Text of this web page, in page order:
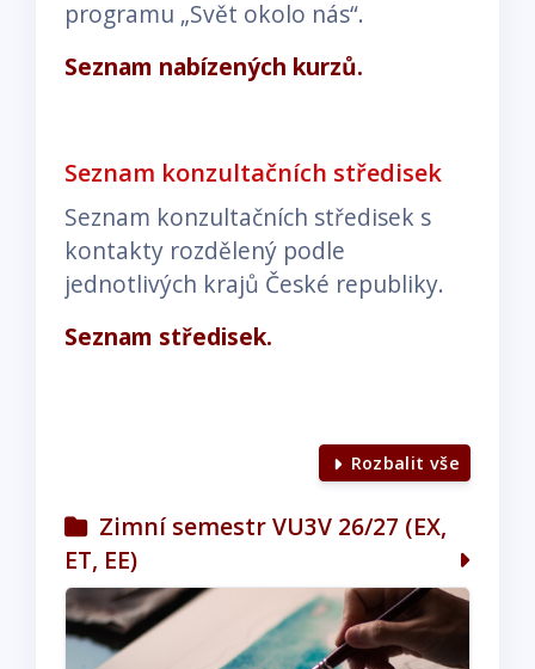
programu „Svět okolo nás“.
Seznam nabízených kurzů.
Seznam konzultačních středisek
Seznam konzultačních středisek s
kontakty rozdělený podle
jednotlivých krajů České republiky.
Seznam středisek.
Rozbalit vše
Zimní semestr VU3V 26/27 (EX,
ET, EE)